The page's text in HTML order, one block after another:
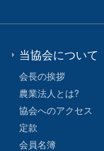
当協会について
会長の挨拶
農業法人とは?
協会へのアクセス
定款
会員名簿